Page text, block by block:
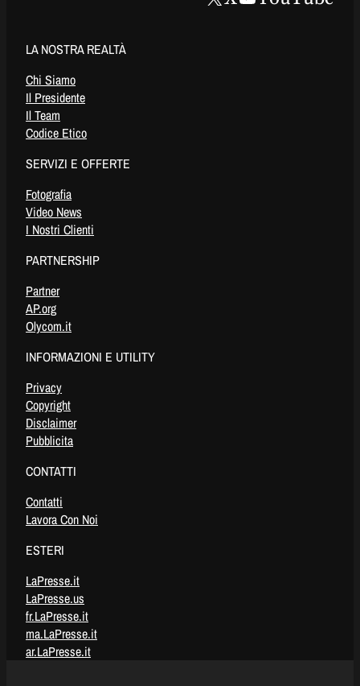
LA NOSTRA REALTÀ
Chi Siamo
Il Presidente
Il Team
Codice Etico
SERVIZI E OFFERTE
Fotografia
Video News
I Nostri Clienti
PARTNERSHIP
Partner
AP.org
Olycom.it
INFORMAZIONI E UTILITY
Privacy
Copyright
Disclaimer
Pubblicita
CONTATTI
Contatti
Lavora Con Noi
ESTERI
LaPresse.it
LaPresse.us
fr.LaPresse.it
ma.LaPresse.it
ar.LaPresse.it